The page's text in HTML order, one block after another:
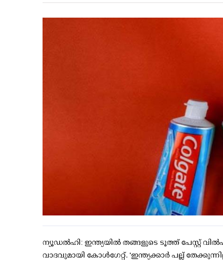
ന്യൂഡല്‍ഹി: ഇന്ത്യയില്‍ തങ്ങളുടെ ടൂത്ത് പേസ്റ്റ്
വാദവുമായി കോള്‍ഗേറ്റ്. 'ഇന്ത്യക്കാര്‍ പല്ല്